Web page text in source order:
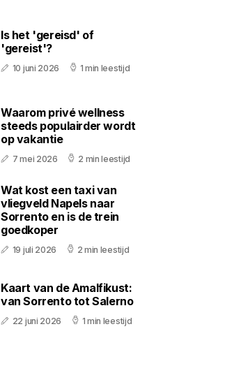
Is het 'gereisd' of
'gereist'?
10 juni 2026 1 min leestijd
Waarom privé wellness
steeds populairder wordt
op vakantie
7 mei 2026 2 min leestijd
Wat kost een taxi van
vliegveld Napels naar
Sorrento en is de trein
goedkoper
19 juli 2026 2 min leestijd
Kaart van de Amalfikust:
van Sorrento tot Salerno
22 juni 2026 1 min leestijd